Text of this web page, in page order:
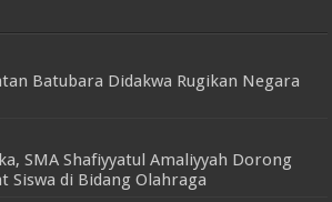
Batubara Didakwa Rugikan Negara
SMA Shafiyyatul Amaliyyah Dorong
Siswa di Bidang Olahraga